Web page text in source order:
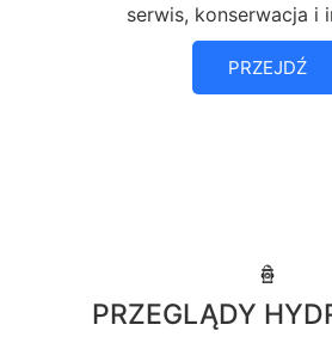
serwis, konserwacja i
PRZEJDŹ
PRZEGLĄDY